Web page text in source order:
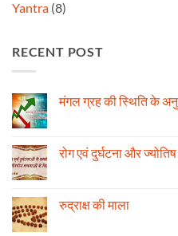
Yantra (8)
RECENT POST
मंगल ग्रह की स्थिति के
मंगल
ग्रह
अनुसार
तेजी-
रोग एवं दुर्घटना और ज्योतिष
रोग
एवं
रुद्राक्ष की माला